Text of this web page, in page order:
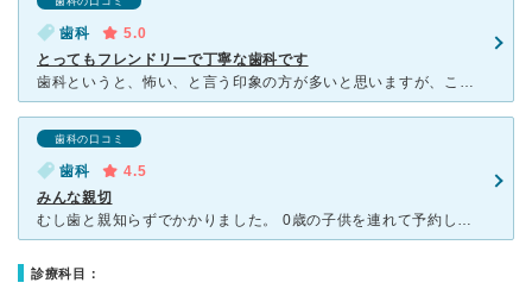
歯科
5.0
とってもフレンドリーで丁寧な歯科です
歯科というと、怖い、と言う印象の方が多いと思いますが、ここの院長先生は、とても優しい対応で、怖さを全く感じないで治療を受けられます。必要と思われる治療については、きちんと詳しく説明してくれて、一番良い
歯科の口コミ
歯科
4.5
みんな親切
むし歯と親知らずでかかりました。 0歳の子供を連れて予約しに行ったら、暴れるような子じゃなければ連れてきても大丈夫だよと言ってもらえたので、預ける先がないときでも通えました。 院長先生が穏やか
診療科目：